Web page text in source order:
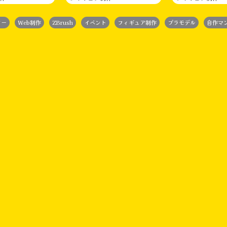
Web制作 ZBrush イベント フィギュア制作 プラモデル 自作マ